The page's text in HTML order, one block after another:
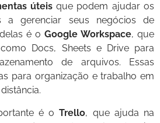
úteisque podem ajudar os
a gerenciar seus negócios de
é o Google Workspace, que
Docs, Sheets e Drive para
de arquivos. Essas
para organização e trabalho em
é oTrello, que ajuda na